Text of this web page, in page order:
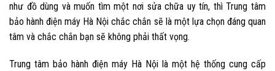
như đồ dùng và muốn tìm một nơi sửa chữa uy tín, thì Trung tâm
bảo hành điện máy Hà Nội chắc chắn sẽ là một lựa chọn đáng quan
tâm và chắc chắn bạn sẽ không phải thất vọng.
Trung tâm bảo hành điện máy Hà Nội là một hệ thống cung cấp